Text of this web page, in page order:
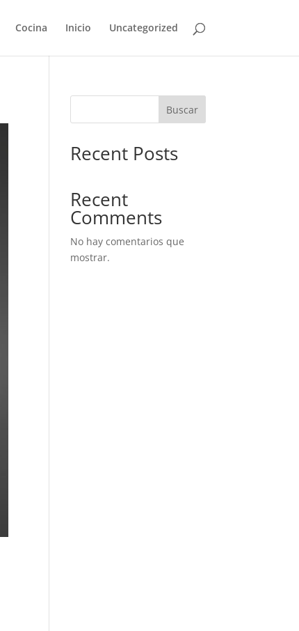
Cocina Inicio Uncategorized
Buscar
Recent Posts
Recent
Comments
No hay comentarios que
mostrar.